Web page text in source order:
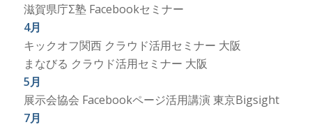
滋賀県庁Σ塾 Facebookセミナー
4月
キックオフ関西 クラウド活用セミナー 大阪
まなびる クラウド活用セミナー 大阪
5月
展示会協会 Facebookページ活用講演 東京Bigsight
7月